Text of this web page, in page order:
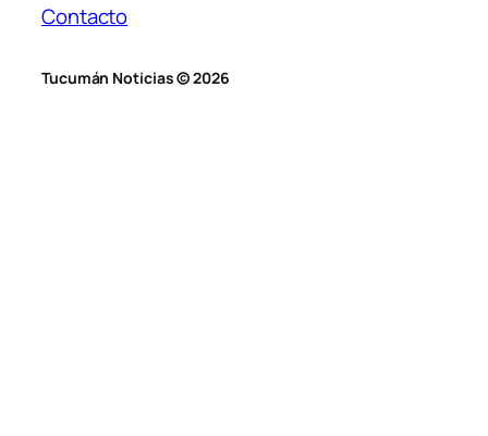
Contacto
Tucumán Noticias © 2026